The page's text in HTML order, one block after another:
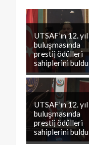
UTSAF’ın 12. yıl
buluşmasında
prestij ödülleri
sahiplerini buldu
UTSAF’ın 12. yıl
buluşmasında
prestij ödülleri
sahiplerini buldu